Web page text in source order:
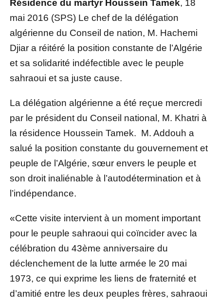
Résidence du martyr Houssein Tamek, 18
mai 2016 (SPS) Le chef de la délégation
algérienne du Conseil de nation, M. Hachemi
Djiar a réitéré la position constante de l’Algérie
et sa solidarité indéfectible avec le peuple
sahraoui et sa juste cause.
La délégation algérienne a été reçue mercredi
par le président du Conseil national, M. Khatri à
la résidence Houssein Tamek. M. Addouh a
salué la position constante du gouvernement et
peuple de l’Algérie, sœur envers le peuple et
son droit inaliénable à l’autodétermination et à
l’indépendance.
«Cette visite intervient à un moment important
pour le peuple sahraoui qui coïncider avec la
célébration du 43ème anniversaire du
déclenchement de la lutte armée le 20 mai
1973, ce qui exprime les liens de fraternité et
d’amitié entre les deux peuples frères, sahraoui